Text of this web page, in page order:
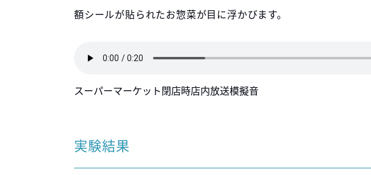
額シールが貼られたお惣菜が目に浮かびます。
スーパーマーケット閉店時店内放送模擬音
実験結果